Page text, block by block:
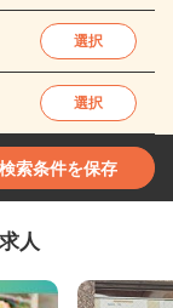
選択
選択
検索条件を保存
人